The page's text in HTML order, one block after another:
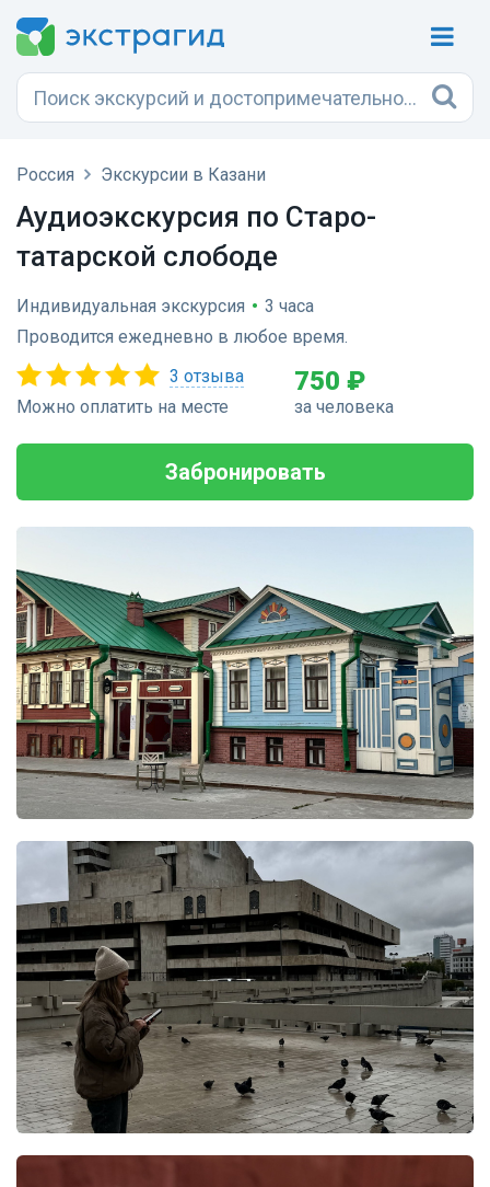
Россия Экскурсии в Казани
Аудиоэкскурсия по Старо-
татарской слободе
Индивидуальная экскурсия • 3 часа
Проводится ежедневно в любое время.
3 отзыва
Можно оплатить на месте
750 ₽
за человека
Забронировать